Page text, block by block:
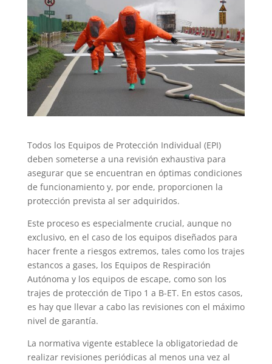
Todos los Equipos de Protección Individual (EPI)
deben someterse a una revisión exhaustiva para
asegurar que se encuentran en óptimas condiciones
de funcionamiento y, por ende, proporcionen la
protección prevista al ser adquiridos.
Este proceso es especialmente crucial, aunque no
exclusivo, en el caso de los equipos diseñados para
hacer frente a riesgos extremos, tales como los trajes
estancos a gases, los Equipos de Respiración
Autónoma y los equipos de escape, como son los
trajes de protección de Tipo 1 a B-ET. En estos casos,
es hay que llevar a cabo las revisiones con el máximo
nivel de garantía.
La normativa vigente establece la obligatoriedad de
realizar revisiones periódicas al menos una vez al